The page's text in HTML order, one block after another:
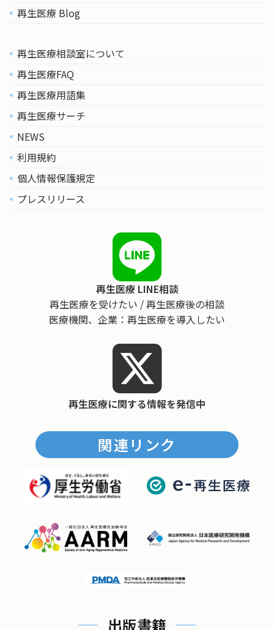
再生医療 Blog
再生医療相談室について
再生医療FAQ
再生医療用語集
再生医療サーチ
NEWS
利用規約
個人情報保護規定
プレスリリース
再生医療 LINE相談
再生医療を受けたい / 再生医療後の相談
医療機関、企業：再生医療を導入したい
再生医療に関する情報を発信中
関連リンク
出版書籍